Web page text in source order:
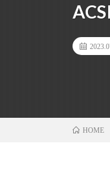
HOME